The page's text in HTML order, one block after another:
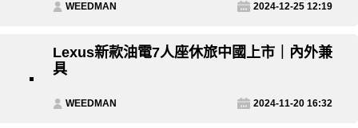
WEEDMAN 2024-12-25 12:19
Lexus新款油電7人座休旅中國上市｜內外兼
具
WEEDMAN 2024-11-20 16:32